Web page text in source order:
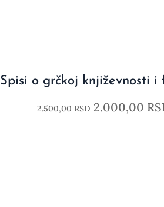
Spisi o grčkoj književnosti i
2.500,00RSD 2.000,00